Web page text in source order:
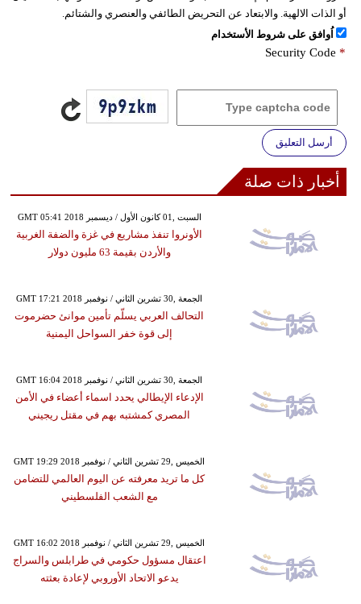
أو الذات الالهية. والابتعاد عن التحريض الطائفي والعنصري والشتائم.
اُوافق على شروط الأستخدام
Security Code *
أرسل التعليق
أخبار ذات صلة
GMT 05:41 2018 السبت ,01 كانون الأول / ديسمبر
الأونروا تنفذ مشاريع في غزة والضفة الغربية
والأردن بقيمة 63 مليون دولار
GMT 17:21 2018 الجمعة ,30 تشرين الثاني / نوفمبر
التحالف العربي يسلّم تأمين موانئ حضرموت
إلى قوة خفر السواحل اليمنية
GMT 16:04 2018 الجمعة ,30 تشرين الثاني / نوفمبر
الإدعاء الإيطالي يحدد اسماء أعضاء في الأمن
المصري كمشتبه بهم في مقتل ريجيني
GMT 19:29 2018 الخميس ,29 تشرين الثاني / نوفمبر
كل ما تريد معرفته عن اليوم العالمي للتضامن
مع الشعب الفلسطيني
GMT 16:02 2018 الخميس ,29 تشرين الثاني / نوفمبر
اعتقال مسؤول حكومي في طرابلس والسراج
يدعو الاتحاد الأوروبي لإعادة بعثته